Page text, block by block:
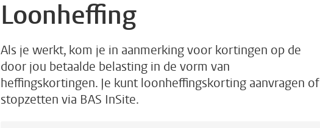
Loonheffing
Als je werkt, kom je in aanmerking voor kortingen op de
door jou betaalde belasting in de vorm van
heffingskortingen. Je kunt loonheffingskorting aanvragen of
stopzetten via BAS InSite.